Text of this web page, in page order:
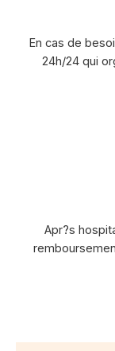
En cas de
24h/24 qui
Apr?s